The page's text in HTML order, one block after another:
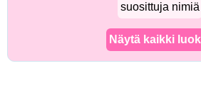
suosittuja nimiä
Näytä kaikki